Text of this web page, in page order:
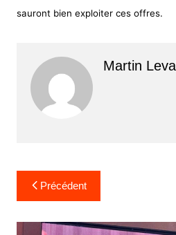
sauront bien exploiter ces offres.
Martin
Navigation
de
l’article
Précédent